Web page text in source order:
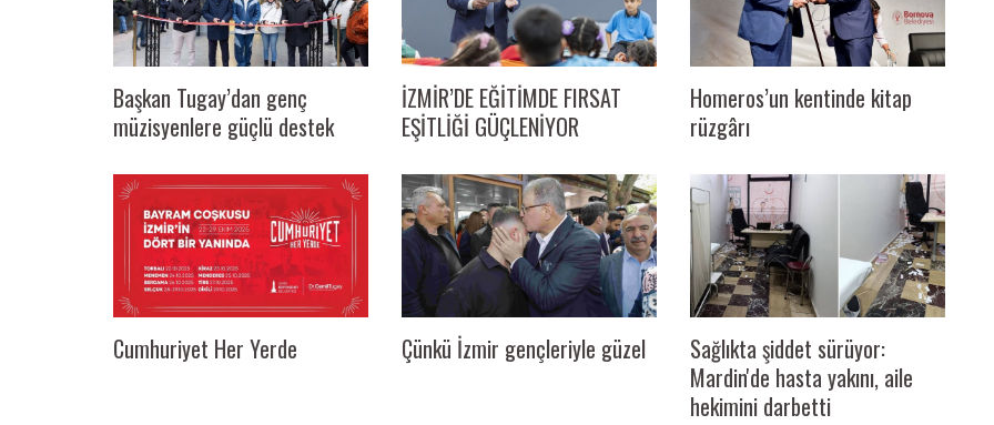
Başkan Tugay’dan genç
müzisyenlere güçlü destek
İZMİR’DE EĞİTİMDE FIRSAT
EŞİTLİĞİ GÜÇLENİYOR
Homeros’un kentinde kitap
rüzgârı
Cumhuriyet Her Yerde Çünkü İzmir gençleriyle güzel
Sağlıkta şiddet sürüyor:
Mardin'de hasta yakını, aile
hekimini darbetti